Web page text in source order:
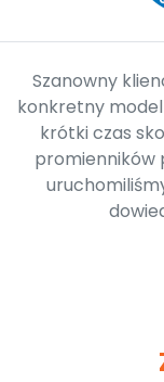
Szanowny
konkretny
krótki czas
promienników